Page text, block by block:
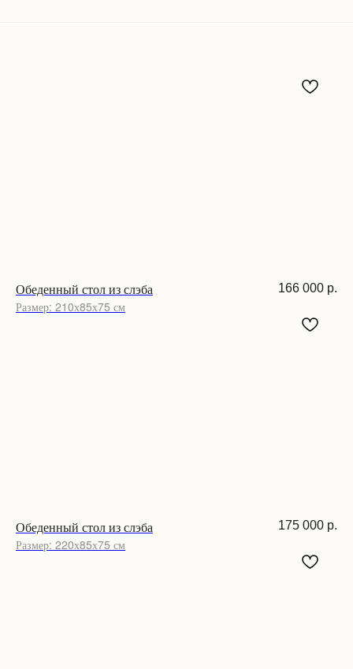
Обеденный стол из слэба
Размер: 210х85х75 см
166 000 р.
Обеденный стол из слэба
Размер: 220х85х75 см
175 000 р.